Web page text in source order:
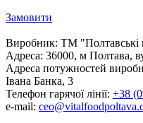
Замовити
Виробник: ТМ "Полтавські
Адреса: 36000, м Полтава,
Адреса потужностей
Івана Банка, 3
Телефон гарячої лінії: +38
e-mail: